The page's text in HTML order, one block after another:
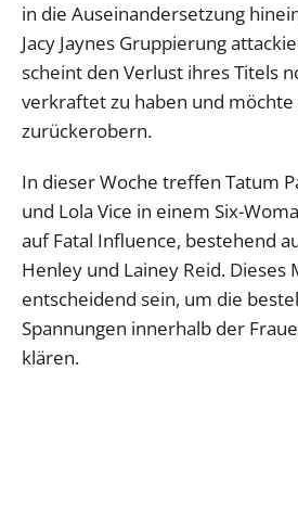
in die Auseinandersetzung
Jacy Jaynes Gruppierung
scheint den Verlust ihres Titels
verkraftet zu haben und
zurückerobern.
In dieser Woche treffen Tatum
und Lola Vice in einem Six-
auf Fatal Influence, bestehend
Henley und Lainey Reid. Dieses
entscheidend sein, um die
Spannungen innerhalb der
klären.